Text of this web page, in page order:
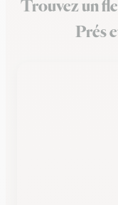
Trouvez un
Prés